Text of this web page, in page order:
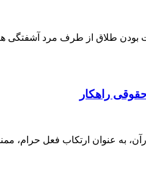
بودن طلاق از طرف مرد
راهکار
به عنوان ارتکاب فعل حرام،